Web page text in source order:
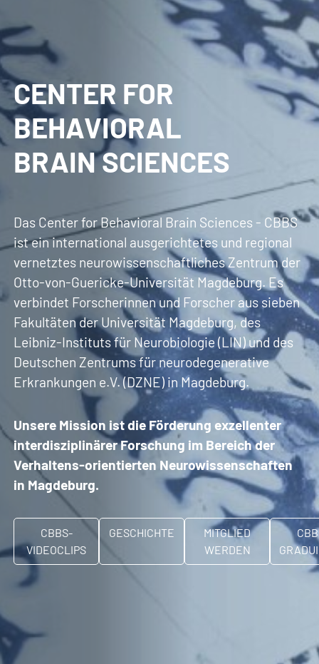
CENTER FOR
BEHAVIORAL
BRAIN SCIENCES
Das Center for Behavioral Brain Sciences - CBBS
ist ein international ausgerichtetes und regional
vernetztes neurowissenschaftliches Zentrum der
Otto-von-Guericke-Universität Magdeburg. Es
verbindet Forscherinnen und Forscher aus sieben
Fakultäten der Universität Magdeburg, des
Leibniz-Instituts für Neurobiologie (LIN) und des
Deutschen Zentrums für neurodegenerative
Erkrankungen e.V. (DZNE) in Magdeburg.
Unsere Mission ist die Förderung exzellenter
interdisziplinärer Forschung im Bereich der
Verhaltens-orientierten Neurowissenschaften
in Magdeburg.
CBBS-
VIDEOCLIPS
GESCHICHTE
MITGLIED
WERDEN